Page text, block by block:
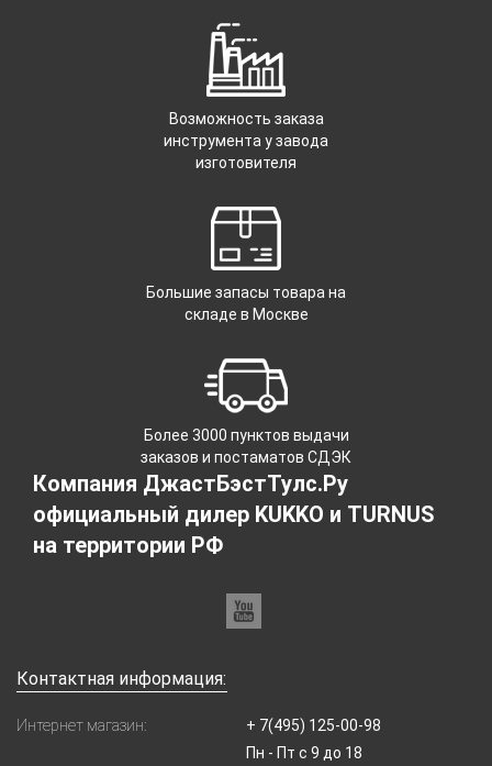
Возможность заказа
инструмента у завода
изготовителя
Большие запасы товара на
складе в Москве
Более 3000 пунктов выдачи
заказов и постаматов СДЭК
Компания ДжастБэстТулс.Ру
официальный дилер KUKKO и TURNUS
на территории РФ
Контактная информация:
Интернет магазин:
+ 7(495) 125-00-98
Пн - Пт с 9 до 18